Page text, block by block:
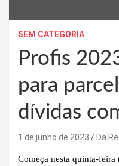
SEM CATEGORIA
Profis
para
dívidas
1 de junho de 2023 Da
Começa nesta quinta-feira